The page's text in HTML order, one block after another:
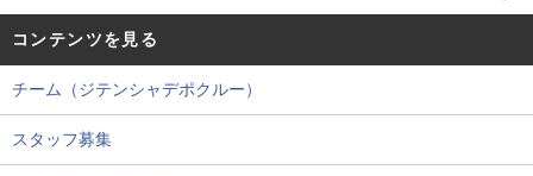
コンテンツを見る
チーム（ジテンシャデポクルー）
スタッフ募集